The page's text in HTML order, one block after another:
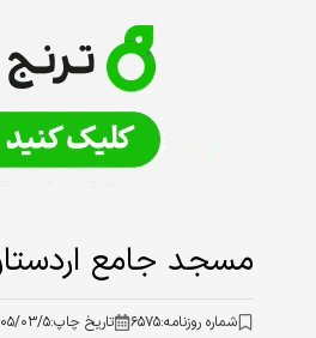
مسجد جامع
شماره روزنامه:۶۵۷۵ تاریخ چاپ:۱۴۰۵/